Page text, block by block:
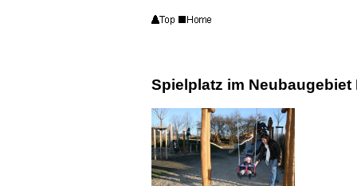
Spielplatz im Neubaugebiet